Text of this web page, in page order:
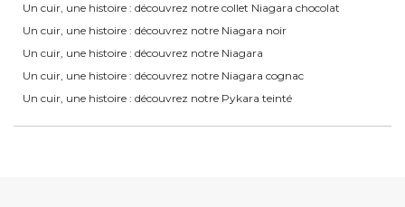
Un cuir, une histoire : découvrez notre collet Niagara chocolat
Un cuir, une histoire : découvrez notre Niagara noir
Un cuir, une histoire : découvrez notre Niagara
Un cuir, une histoire : découvrez notre Niagara cognac
Un cuir, une histoire : découvrez notre Pykara teinté